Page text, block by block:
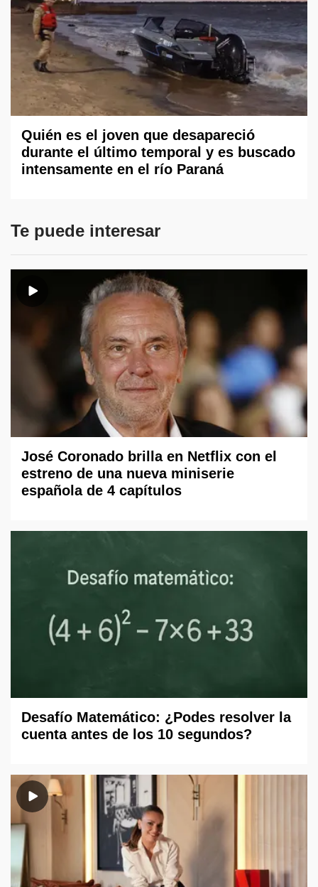
Quién es el joven que desapareció
durante el último temporal y es buscado
intensamente en el río Paraná
Te puede interesar
José Coronado brilla en Netflix con el
estreno de una nueva miniserie
española de 4 capítulos
Desafío Matemático: ¿Podes resolver la
cuenta antes de los 10 segundos?